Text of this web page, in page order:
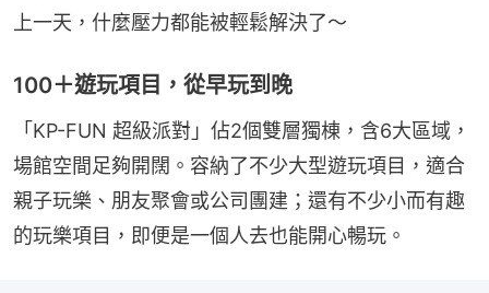
上一天，什麼壓力都能被輕鬆解決了～
100＋遊玩項目，從早玩到晚
「KP-FUN 超級派對」佔2個雙層獨棟，含6大區域，
場館空間足夠開闊。容納了不少大型遊玩項目，適合
親子玩樂、朋友聚會或公司團建；還有不少小而有趣
的玩樂項目，即便是一個人去也能開心暢玩。